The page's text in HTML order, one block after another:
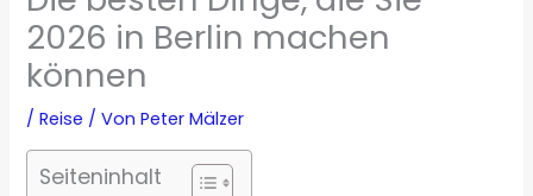
2026 in Berlin machen
können
/Reise / VonPeter Mälzer
Seiteninhalt